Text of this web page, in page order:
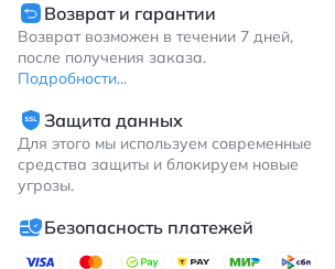
Возврат и гарантии
Возврат возможен в течении 7 дней,
после получения заказа.
Подробности...
Защита данных
Для этого мы используем современные
средства защиты и блокируем новые
угрозы.
Безопасность платежей